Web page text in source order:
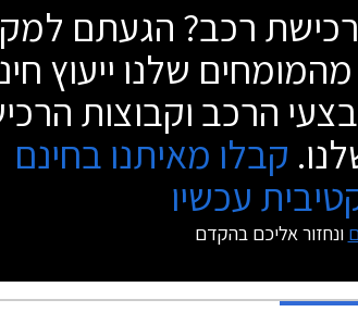
רכב? הגעתם
מהמומחים שלנו ייעוץ
הרכב וקבוצות
קבלו מאיתנו בחינם
עכשיו
ונחזור אליכם בהקדם